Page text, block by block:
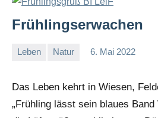
Frühlingserwachen
Leben Natur 6. Mai 2022
Das Leben kehrt in Wiesen,
„Frühling lässt sein blaues